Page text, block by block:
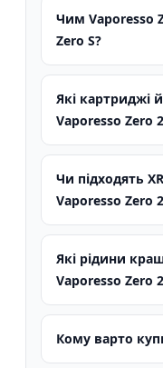
Чим Vaporesso
Zero S?
Які картриджі
Vaporesso Zero
Чи підходять
Vaporesso Zero
Які рідини
Vaporesso Zero
Кому варто